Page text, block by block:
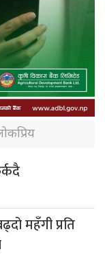
महँगी प्रति